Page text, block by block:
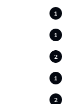
1
1
2
1
2